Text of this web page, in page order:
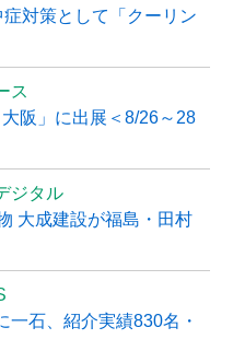
対策として「クーリン
ス
阪」に出展＜8/26～28
ジタル
大成建設が福島・田村
一石、紹介実績830名・